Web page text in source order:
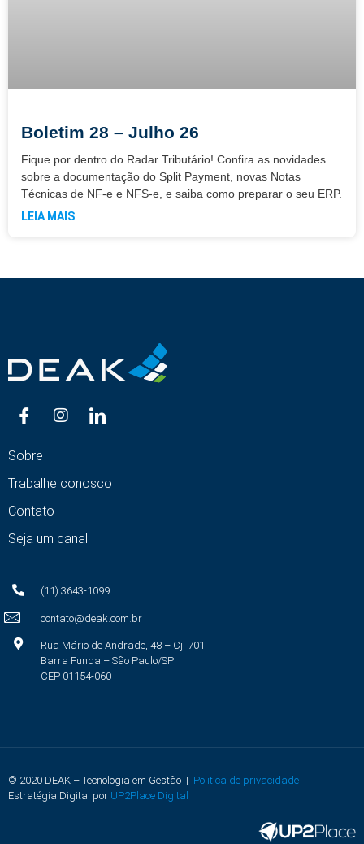
Boletim 28 – Julho 26
Fique por dentro do Radar Tributário! Confira as novidades
sobre a documentação do Split Payment, novas Notas
Técnicas de NF-e e NFS-e, e saiba como preparar o seu ERP.
LEIA MAIS
Sobre
Trabalhe conosco
Contato
Seja um canal
(11) 3643-1099
contato@deak.com.br
Rua Mário de Andrade, 48 – Cj. 701
Barra Funda – São Paulo/SP
CEP 01154-060
© 2020 DEAK – Tecnologia em Gestão | Politica de privacidade
Estratégia Digital por UP2Place Digital